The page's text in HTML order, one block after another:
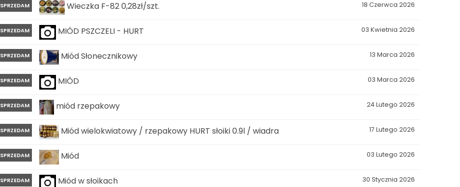
18 Czerwca 2026
SPRZEDAM Wieczka F-82 0,28zł/szt.
03 Kwietnia 2026
SPRZEDAM MIÓD PSZCZELI - HURT
13 Marca 2026
SPRZEDAM Miód Słonecznikowy
03 Marca 2026
SPRZEDAM MIÓD
24 Lutego 2026
SPRZEDAM miód rzepakowy
17 Lutego 2026
SPRZEDAM Miód wielokwiatowy / rzepakowy HURT słoiki 0.9l / wiadra
03 Lutego 2026
SPRZEDAM Miód
30 Stycznia 2026
SPRZEDAM Miód w słoikach